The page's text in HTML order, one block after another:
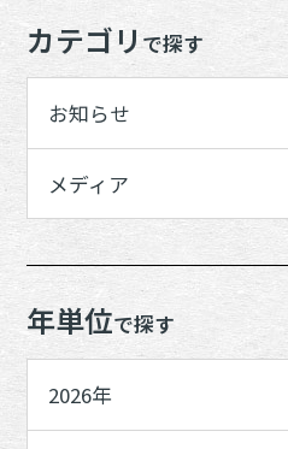
カテゴリで探す
お知らせ
メディア
年単位で探す
2026年